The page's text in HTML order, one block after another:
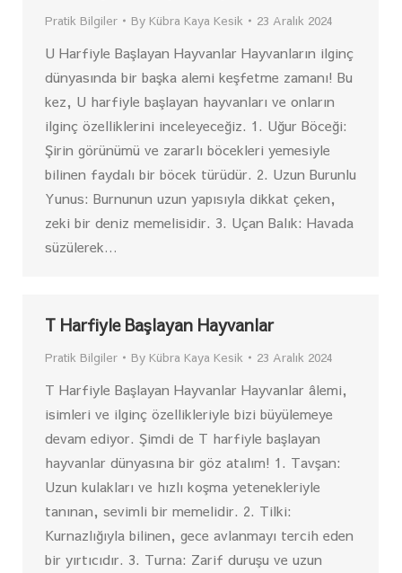
Pratik Bilgiler By Kübra Kaya Kesik 23 Aralık 2024
U Harfiyle Başlayan Hayvanlar Hayvanların ilginç
dünyasında bir başka alemi keşfetme zamanı! Bu
kez, U harfiyle başlayan hayvanları ve onların
ilginç özelliklerini inceleyeceğiz. 1. Uğur Böceği:
Şirin görünümü ve zararlı böcekleri yemesiyle
bilinen faydalı bir böcek türüdür. 2. Uzun Burunlu
Yunus: Burnunun uzun yapısıyla dikkat çeken,
zeki bir deniz memelisidir. 3. Uçan Balık: Havada
süzülerek…
T Harfiyle Başlayan Hayvanlar
Pratik Bilgiler By Kübra Kaya Kesik 23 Aralık 2024
T Harfiyle Başlayan Hayvanlar Hayvanlar âlemi,
isimleri ve ilginç özellikleriyle bizi büyülemeye
devam ediyor. Şimdi de T harfiyle başlayan
hayvanlar dünyasına bir göz atalım! 1. Tavşan:
Uzun kulakları ve hızlı koşma yetenekleriyle
tanınan, sevimli bir memelidir. 2. Tilki:
Kurnazlığıyla bilinen, gece avlanmayı tercih eden
bir yırtıcıdır. 3. Turna: Zarif duruşu ve uzun